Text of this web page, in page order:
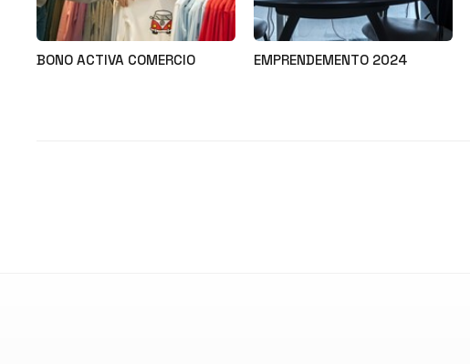
BONO ACTIVA COMERCIO EMPRENDEMENTO 2024